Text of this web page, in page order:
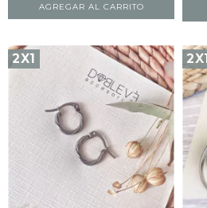
AGREGAR AL CARRITO
2X1 2X1